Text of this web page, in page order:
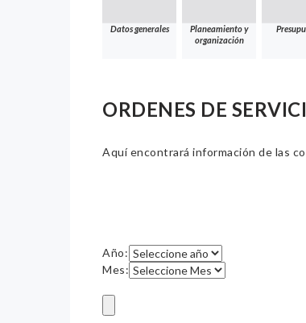
Datos generales
Planeamiento y
organización
ORDENES DE
Aquí encontrará información de las
Año:
Mes: